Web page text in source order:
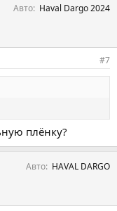
Авто Haval Dargo 2024
#7
плёнку?
Авто HAVAL DARGO